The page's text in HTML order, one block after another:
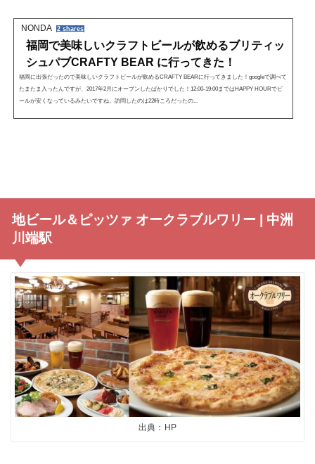
NONDA 2 shares
福岡で美味しいクラフトビールが飲めるブリティッ
シュパブCRAFTY BEAR に行ってきた！
福岡に出張だったので美味しいクラフトビールが飲めるCRAFTY BEARに行ってきました！googleで調べて
たまたま入ったんですが、2017年2月にオープンしたばかりでした！12:00-19:00まではHAPPY HOURでビ
ールが安くなっているみたいですね。訪問したのは22時ころだったの...
地ビール＆ピッツァ オークラブルワリー | 中洲
川端駅
出典：HP